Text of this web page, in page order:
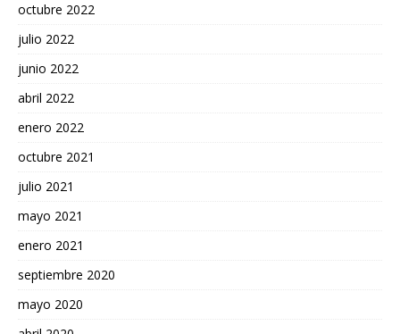
octubre 2022
julio 2022
junio 2022
abril 2022
enero 2022
octubre 2021
julio 2021
mayo 2021
enero 2021
septiembre 2020
mayo 2020